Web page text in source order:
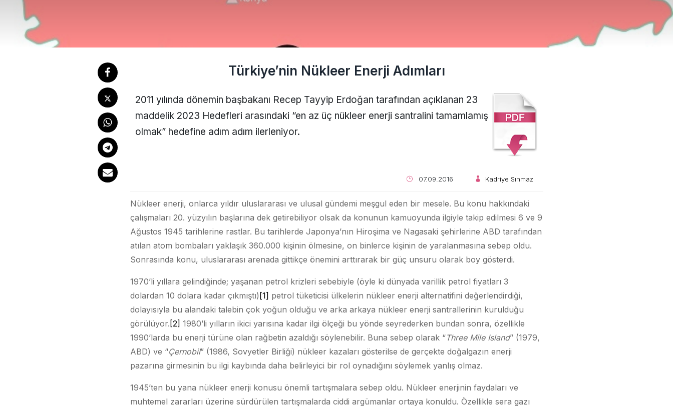
Türkiye’nin Nükleer Enerji Adımları
2011 yılında dönemin başbakanı Recep Tayyip Erdoğan tarafından açıklanan 23
maddelik 2023 Hedefleri arasındaki “en az üç nükleer enerji santralini tamamlamış
olmak” hedefine adım adım ilerleniyor.
07.09.2016 Kadriye Sınmaz
Nükleer enerji, onlarca yıldır uluslararası ve ulusal gündemi meşgul eden bir mesele. Bu konu hakkındaki
çalışmaları 20. yüzyılın başlarına dek getirebiliyor olsak da konunun kamuoyunda ilgiyle takip edilmesi 6 ve 9
Ağustos 1945 tarihlerine rastlar. Bu tarihlerde Japonya’nın Hiroşima ve Nagasaki şehirlerine ABD tarafından
atılan atom bombaları yaklaşık 360.000 kişinin ölmesine, on binlerce kişinin de yaralanmasına sebep oldu.
Sonrasında konu, uluslararası arenada gittikçe önemini arttırarak bir güç unsuru olarak boy gösterdi.
1970’li yıllara gelindiğinde; yaşanan petrol krizleri sebebiyle (öyle ki dünyada varillik petrol fiyatları 3
dolardan 10 dolara kadar çıkmıştı)[1] petrol tüketicisi ülkelerin nükleer enerji alternatifini değerlendirdiği,
dolayısıyla bu alandaki talebin çok yoğun olduğu ve arka arkaya nükleer enerji santrallerinin kurulduğu
görülüyor. [2] 1980’li yılların ikici yarısına kadar ilgi ölçeği bu yönde seyrederken bundan sonra, özellikle
1990’larda bu enerji türüne olan rağbetin azaldığı söylenebilir. Buna sebep olarak “Three Mile Island” (1979,
ABD) ve “Çernobil” (1986, Sovyetler Birliği) nükleer kazaları gösterilse de gerçekte doğalgazın enerji
pazarına girmesinin bu ilgi kaybında daha belirleyici bir rol oynadığını söylemek yanlış olmaz.
1945’ten bu yana nükleer enerji konusu önemli tartışmalara sebep oldu. Nükleer enerjinin faydaları ve
muhtemel zararları üzerine sürdürülen tartışmalarda ciddi argümanlar ortaya konuldu. Özellikle sera gazı